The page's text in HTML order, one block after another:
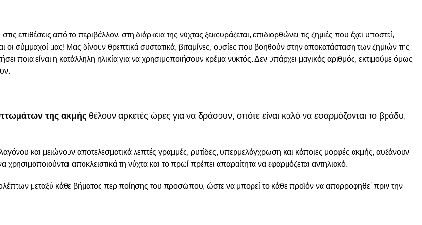
επιθέσεις από το περιβάλλον, στη διάρκεια της νύχτας ξεκουράζεται, επιδιορθώνει τις ζημιές που έχει υποστεί,
οι σύμμαχοί μας! Μας δίνουν θρεπτικά συστατικά, βιταμίνες, ουσίες που βοηθούν στην αποκατάσταση των ζημιών της
ποια είναι η κατάλληλη ηλικία για να χρησιμοποιήσουν κρέμα νυκτός. Δεν υπάρχει μαγικός αριθμός, εκτιμούμε όμως
της ακμής θέλουν αρκετές ώρες για να δράσουν, οπότε είναι καλό να εφαρμόζονται το βράδυ,
και μειώνουν αποτελεσματικά λεπτές γραμμές, ρυτίδες, υπερμελάγχρωση και κάποιες μορφές ακμής, αυξάνουν
αποκλειστικά τη νύχτα και το πρωί πρέπει απαραίτητα να εφαρμόζεται αντηλιακό.
μεταξύ κάθε βήματος περιποίησης του προσώπου, ώστε να μπορεί το κάθε προϊόν να απορροφηθεί πριν την